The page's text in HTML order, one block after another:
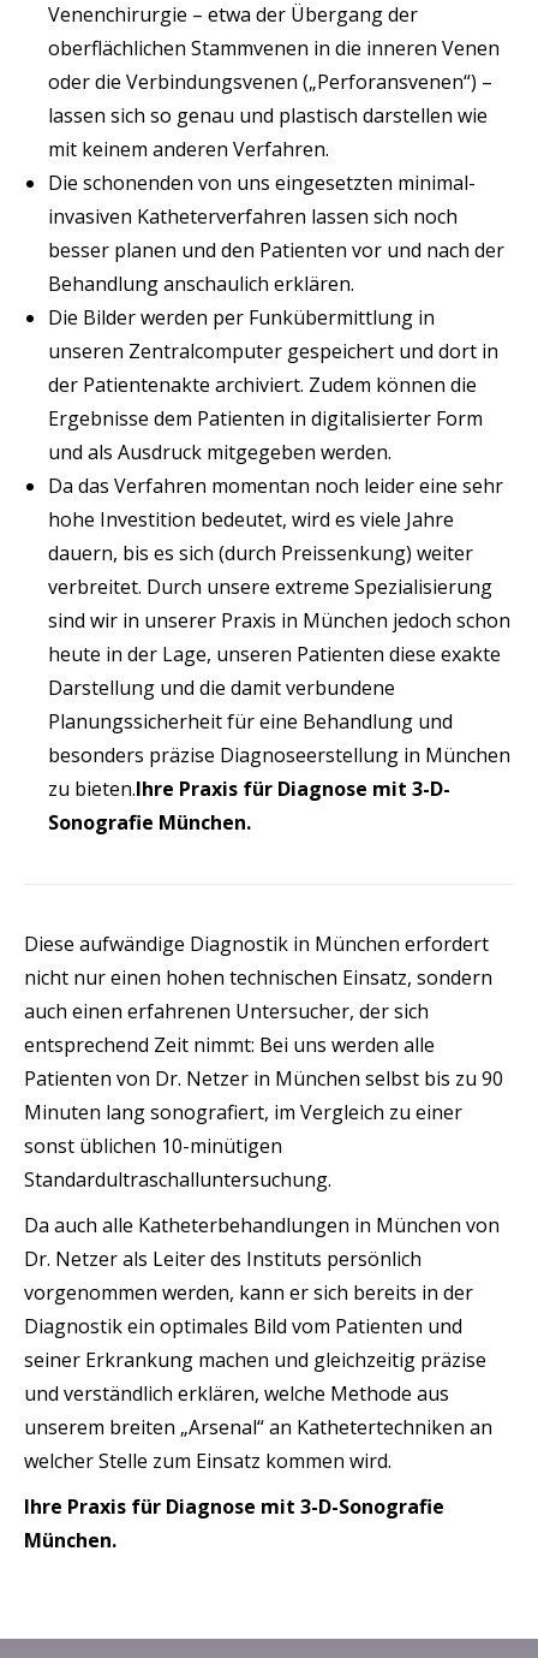
Venenchirurgie – etwa der Übergang der
oberflächlichen Stammvenen in die inneren Venen
oder die Verbindungsvenen („Perforansvenen“) –
lassen sich so genau und plastisch darstellen wie
mit keinem anderen Verfahren.
Die schonenden von uns eingesetzten minimal-
invasiven Katheterverfahren lassen sich noch
besser planen und den Patienten vor und nach der
Behandlung anschaulich erklären.
Die Bilder werden per Funkübermittlung in
unseren Zentralcomputer gespeichert und dort in
der Patientenakte archiviert. Zudem können die
Ergebnisse dem Patienten in digitalisierter Form
und als Ausdruck mitgegeben werden.
Da das Verfahren momentan noch leider eine sehr
hohe Investition bedeutet, wird es viele Jahre
dauern, bis es sich (durch Preissenkung) weiter
verbreitet. Durch unsere extreme Spezialisierung
sind wir in unserer Praxis in München jedoch schon
heute in der Lage, unseren Patienten diese exakte
Darstellung und die damit verbundene
Planungssicherheit für eine Behandlung und
besonders präzise Diagnoseerstellung in München
zu bieten.Ihre Praxis für Diagnose mit 3-D-
Sonografie München.
Diese aufwändige Diagnostik in München erfordert
nicht nur einen hohen technischen Einsatz, sondern
auch einen erfahrenen Untersucher, der sich
entsprechend Zeit nimmt: Bei uns werden alle
Patienten von Dr. Netzer in München selbst bis zu 90
Minuten lang sonografiert, im Vergleich zu einer
sonst üblichen 10-minütigen
Standardultraschalluntersuchung.
Da auch alle Katheterbehandlungen in München von
Dr. Netzer als Leiter des Instituts persönlich
vorgenommen werden, kann er sich bereits in der
Diagnostik ein optimales Bild vom Patienten und
seiner Erkrankung machen und gleichzeitig präzise
und verständlich erklären, welche Methode aus
unserem breiten „Arsenal“ an Kathetertechniken an
welcher Stelle zum Einsatz kommen wird.
Ihre Praxis für Diagnose mit 3-D-Sonografie
München.